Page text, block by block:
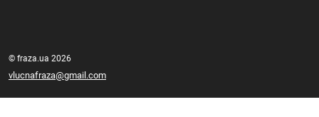
© fraza.ua 2026
vlucnafraza@gmail.com